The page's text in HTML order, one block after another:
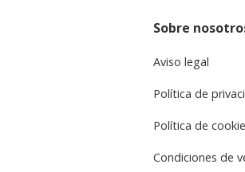
Sobre
Aviso legal
Política de
Política de
Condiciones de